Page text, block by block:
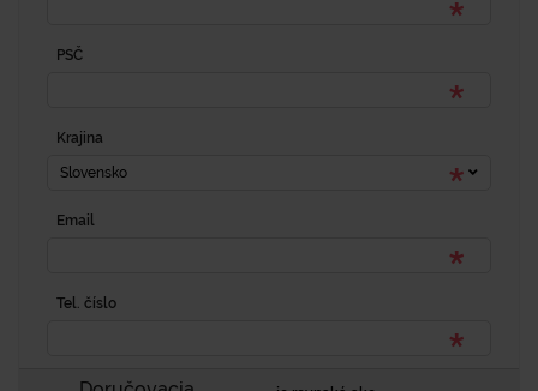
PSČ
Krajina
Slovensko
Email
Tel. číslo